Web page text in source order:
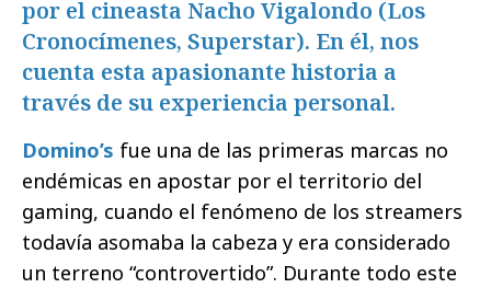
por el cineasta Nacho Vigalondo (Los
Cronocímenes, Superstar). En él, nos
cuenta esta apasionante historia a
través de su experiencia personal.
Domino’s fue una de las primeras marcas no
endémicas en apostar por el territorio del
gaming, cuando el fenómeno de los streamers
todavía asomaba la cabeza y era considerado
un terreno “controvertido”. Durante todo este